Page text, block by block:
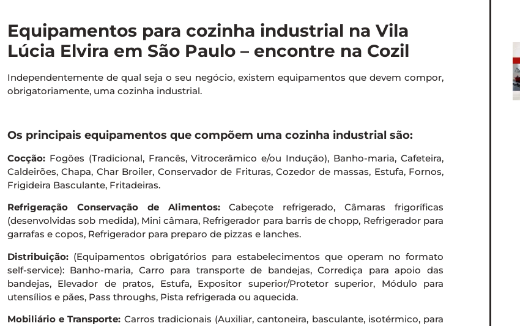
Equipamentos para cozinha industrial na Vila
Lúcia Elvira em São Paulo – encontre na Cozil
Independentemente de qual seja o seu negócio, existem equipamentos que devem compor,
obrigatoriamente, uma cozinha industrial.
Os principais equipamentos que compõem uma cozinha industrial são:
Cocção: Fogões (Tradicional, Francês, Vitrocerâmico e/ou Indução), Banho-maria, Cafeteira,
Caldeirões, Chapa, Char Broiler, Conservador de Frituras, Cozedor de massas, Estufa, Fornos,
Frigideira Basculante, Fritadeiras.
Refrigeração Conservação de Alimentos:Cabeçote refrigerado, Câmaras frigoríficas
(desenvolvidas sob medida), Mini câmara, Refrigerador para barris de chopp, Refrigerador para
garrafas e copos, Refrigerador para preparo de pizzas e lanches.
Distribuição: (Equipamentos obrigatórios para estabelecimentos que operam no formato
self-service): Banho-maria, Carro para transporte de bandejas, Corrediça para apoio das
bandejas, Elevador de pratos, Estufa, Expositor superior/Protetor superior, Módulo para
utensílios e pães, Pass throughs, Pista refrigerada ou aquecida.
Mobiliário e Transporte: Carros tradicionais (Auxiliar, cantoneira, basculante, isotérmico, para